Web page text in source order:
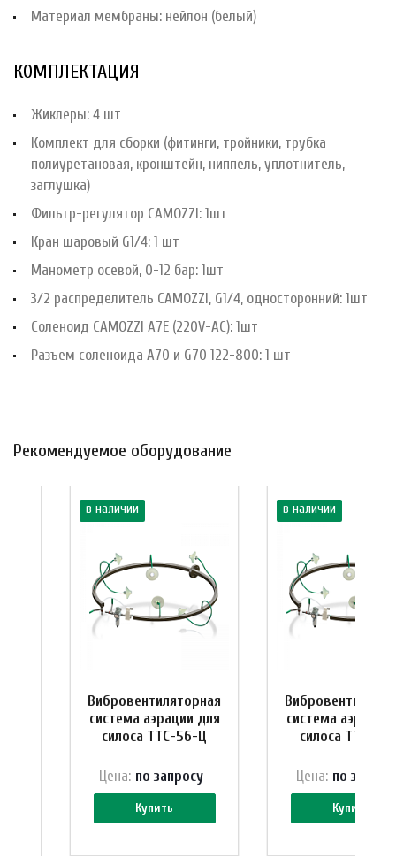
Материал мембраны: нейлон (белый)
КОМПЛЕКТАЦИЯ
Жиклеры: 4 шт
Комплект для сборки (фитинги, тройники, трубка
полиуретановая, кронштейн, ниппель, уплотнитель,
заглушка)
Фильтр-регулятор CAMOZZI: 1шт
Кран шаровый G1/4: 1 шт
Манометр осевой, 0-12 бар: 1шт
3/2 распределитель CAMOZZI, G1/4, односторонний: 1шт
Соленоид CAMOZZI A7E (220V-AC): 1шт
Разъем соленоида A70 и G70 122-800: 1 шт
Рекомендуемое оборудование
в наличии
Вибровентиляторная
система аэрации для
силоса ТТС-56-Ц
Купить
Цена: по запросу
в наличии
система аэрации
силоса ТТС-
Купить
Цена: по зап